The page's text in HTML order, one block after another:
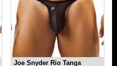
Joe Snyder Rio Tanga